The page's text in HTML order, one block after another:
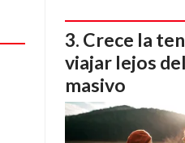
Crece la
viajar lejos
masivo